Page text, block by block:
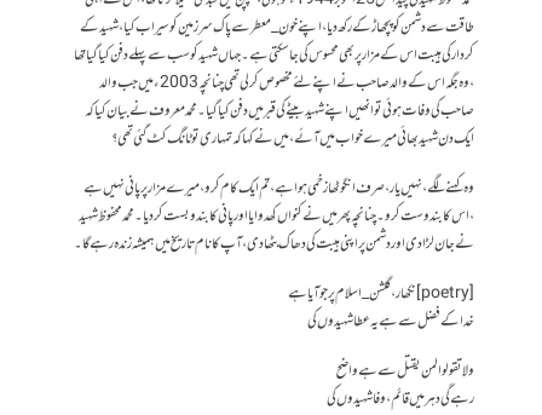
طاقت سے دشمن کو پچھاڑ کے رکھ دیا ،اپنے خون_معطر سے پاک سرزمین کو سیراب کیا،شہید کے
کردار کی ہیبت اس کے مزار پر بھی محسوس کی جاسکتی ہے ۔ جہاں شہید کو سب سے پہلے دفن کیا گیا تھا
،وہ جگہ اس کے والد صاحب نے اپنے لئے مخصوص کرلی تھی چنانچہ 2003ء میں جب والد
صاحب کی وفات ہوئی تو انھیں اپنے شہید بیٹے کی قبر میں دفن کیا گیا۔محمد معروف نے بیان کیا کہ
ایک دن شہید بھائی میرے خواب میں آئے ،میں نے کہا کہ تمہاری تو ٹانگ کٹ گئی تھی ؟
وہ کہنے لگے ،نہیں یار ،صرف انگوٹھا زخمی ہوا ہے ،تم ایک کام کرو ،میرے مزار پر پانی نہیں ہے
،اس کا بندوست کرو۔ چنانچہ پھر میں نے کنواں کھدوایا اور پانی کا بندوبست کر دیا۔ محمد محفوظ شہید
نے جان لڑادی اور دشمن پر اپنی ہیبت کی دھاک بٹھا دی ،آپ کا نام تاریخ میں ہمیشہ زندہ رہے گا۔
[poetry]نکھار ،گلشن_ اسلام پر جو آیا ہے
خدا کے فضل سے ہے یہ عطا شہیدوں کی
ولا تقولوا لمن یقتل سے ہے واضح
رہے گی دہر میں قائم ،وفا شہیدوں کی